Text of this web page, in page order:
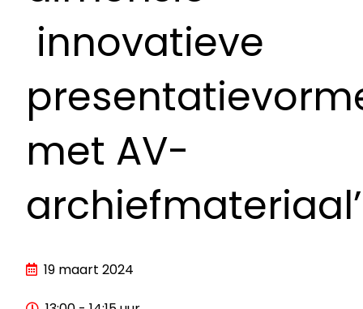
innovatieve
met AV-
archiefmateriaal’
19 maart 2024